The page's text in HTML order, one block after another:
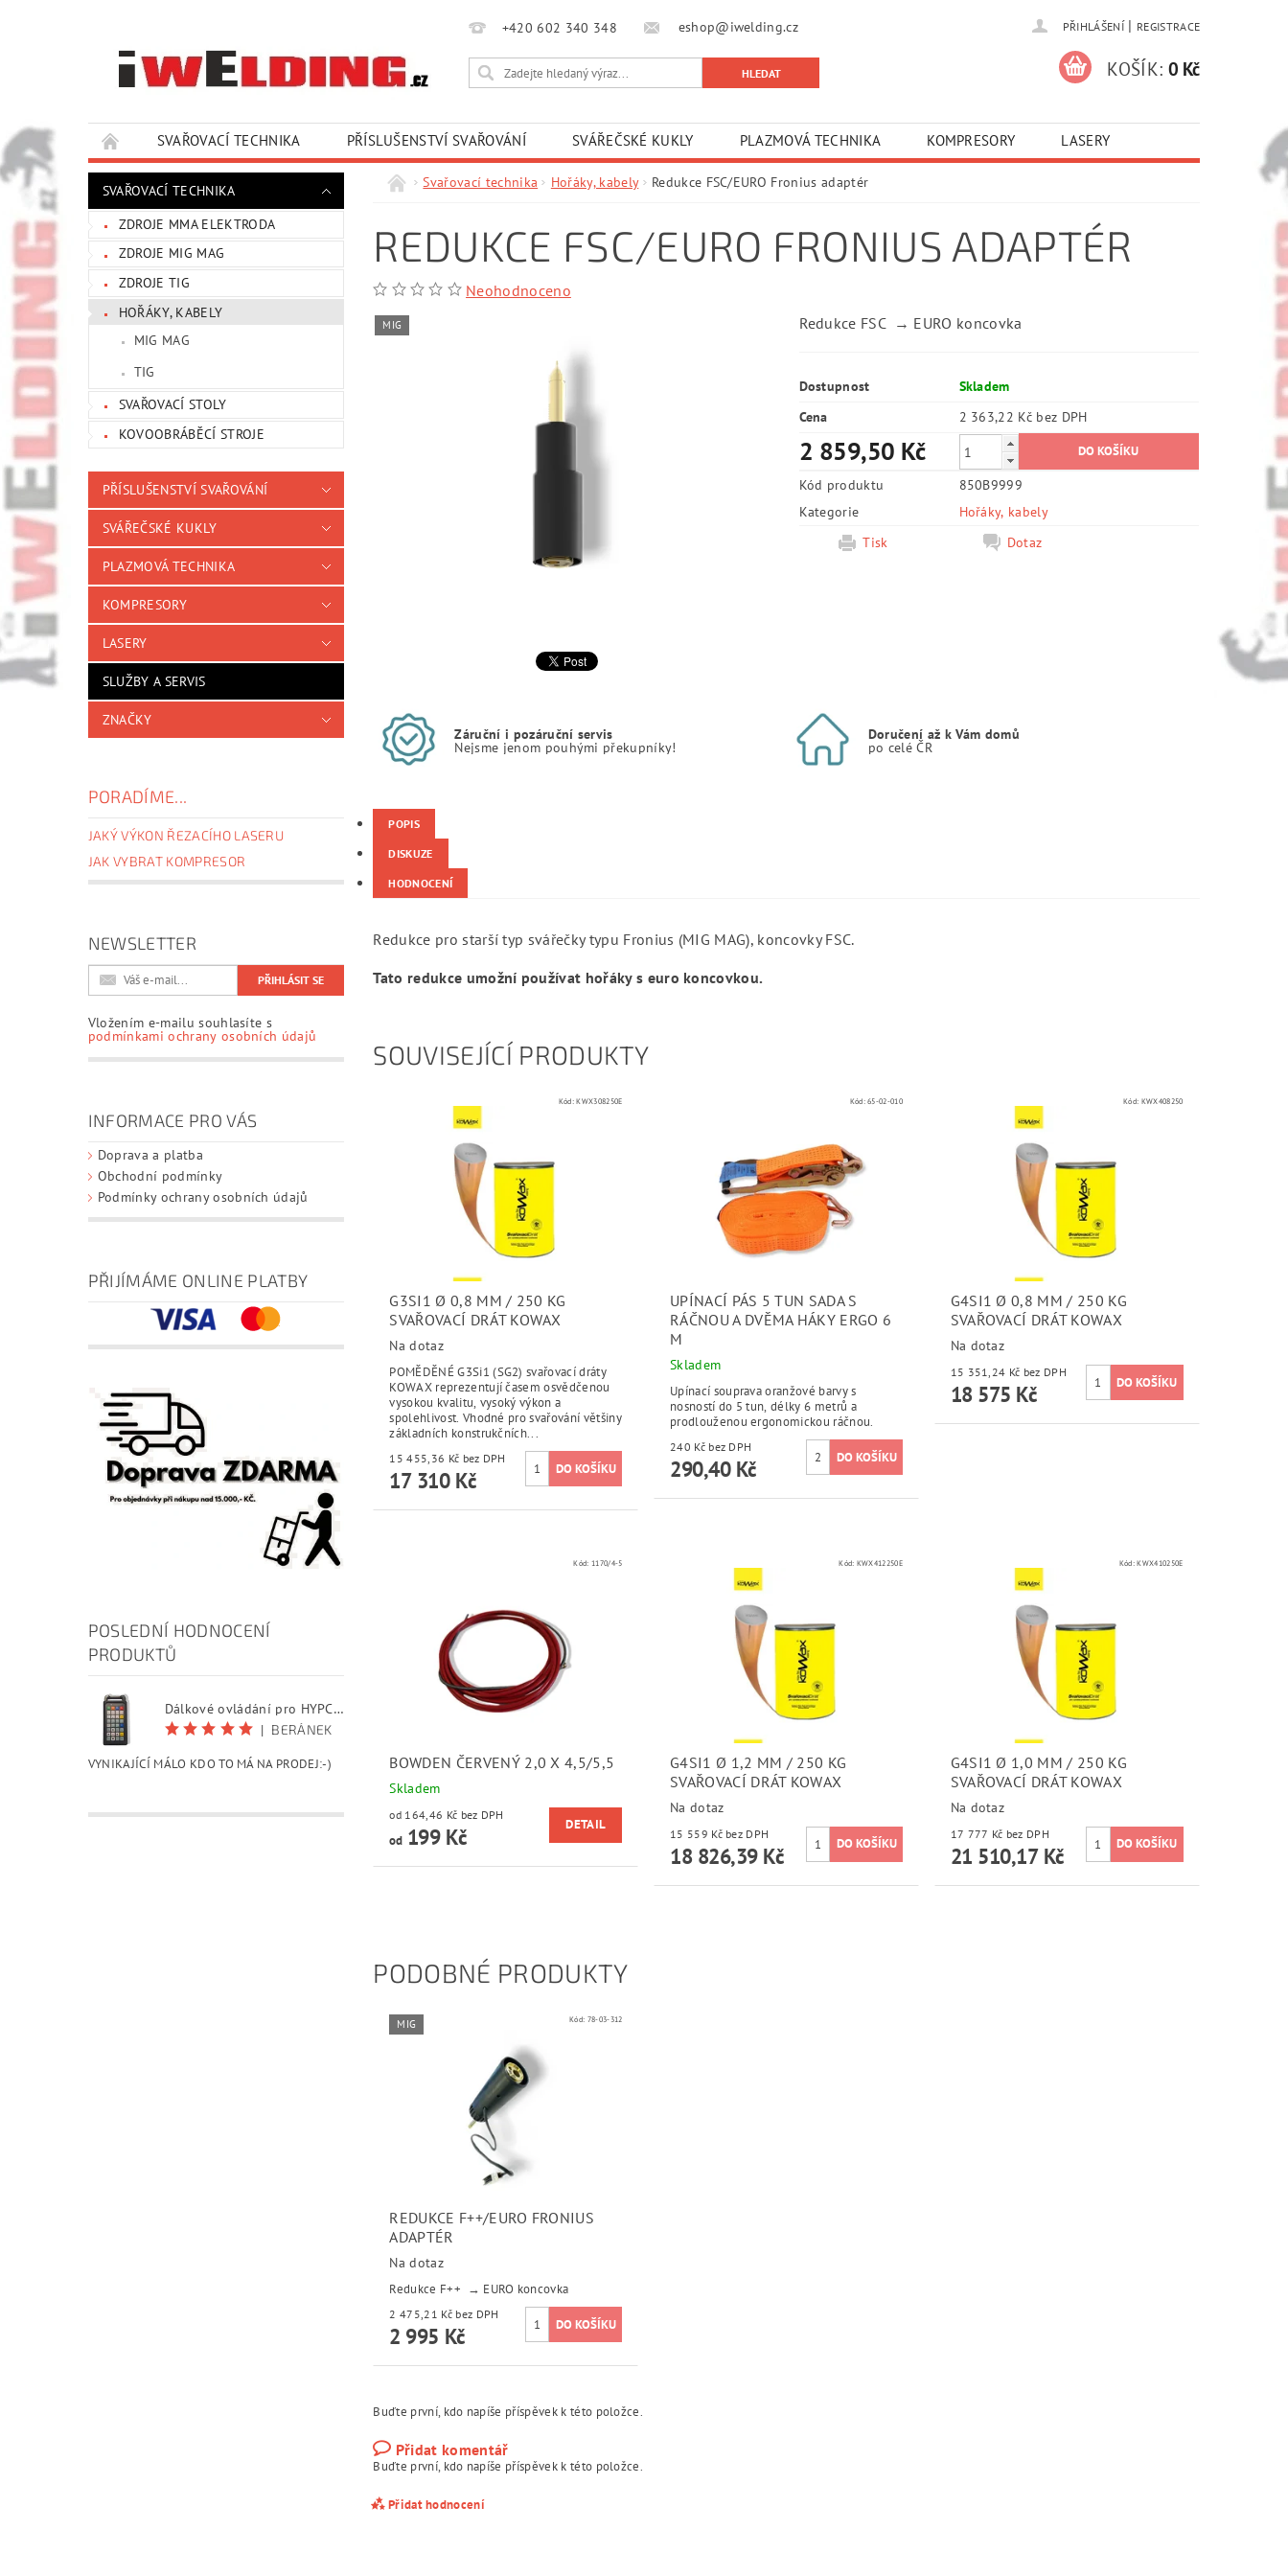
+420 602 340 348‎‎ eshop@iwelding.cz PŘIHLÁŠENÍ | REGISTRACE
KOŠÍK: 0 Kč
SVAŘOVACÍ TECHNIKA PŘÍSLUŠENSTVÍ SVAŘOVÁNÍ SVÁŘEČSKÉ KUKLY PLAZMOVÁ TECHNIKA KOMPRESORY
LASERY
SLUŽBY A SERVIS
KONTAKTY
SVAŘOVACÍ TECHNIKA
ZDROJE MMA ELEKTRODA
ZDROJE MIG MAG
ZDROJE TIG
HOŘÁKY, KABELY
MIG MAG
TIG
SVAŘOVACÍ STOLY
KOVOOBRÁBĚCÍ STROJE
PŘÍSLUŠENSTVÍ SVAŘOVÁNÍ
SVÁŘEČSKÉ KUKLY
PLAZMOVÁ TECHNIKA
KOMPRESORY
LASERY
SLUŽBY A SERVIS
ZNAČKY
PORADÍME...
JAKÝ VÝKON ŘEZACÍHO LASERU
JAK VYBRAT KOMPRESOR
NEWSLETTER
Vložením e-mailu souhlasíte s
podmínkami ochrany osobních údajů
INFORMACE PRO VÁS
Doprava a platba
Obchodní podmínky
Podmínky ochrany osobních údajů
PŘIJÍMÁME ONLINE PLATBY
POSLEDNÍ HODNOCENÍ
PRODUKTŮ
Dálkové ovládání pro HYPCUT software
| BERÁNEK
VYNIKAJÍCÍ MÁLO KDO TO MÁ NA PRODEJ:-)
Svařovací technika Hořáky, kabely Redukce FSC/EURO Fronius adaptér
REDUKCE FSC/EURO FRONIUS ADAPTÉR
Neohodnoceno
MIG Redukce FSC → EURO koncovka
Dostupnost
Skladem
Cena
2 363,22 Kč bez DPH
2 859,50 Kč
Kód produktu
850B9999
Kategorie
Hořáky, kabely
Tisk
Dotaz
Záruční i pozáruční servis
Nejsme jenom pouhými překupníky!
Doručení až k Vám domů
po celé ČR
POPIS
DISKUZE
HODNOCENÍ
Redukce pro starší typ svářečky typu Fronius (MIG MAG), koncovky FSC.
Tato redukce umožní používat hořáky s euro koncovkou.
SOUVISEJÍCÍ PRODUKTY
Kód:KWX308250E
G3SI1 Ø 0,8 MM / 250 KG
SVAŘOVACÍ DRÁT KOWAX
Na dotaz
POMĚDĚNÉ G3Si1 (SG2) svařovací dráty
KOWAX reprezentují časem osvědčenou
vysokou kvalitu, vysoký výkon a
spolehlivost. Vhodné pro svařování většiny
základních konstrukčních...
15 455,36 Kč bez DPH
17 310 Kč
Kód:65-02-010
UPÍNACÍ PÁS 5 TUN SADA S
RÁČNOU A DVĚMA HÁKY ERGO 6
M
Skladem
Upínací souprava oranžové barvy s
nosností do 5 tun, délky 6 metrů a
prodlouženou ergonomickou ráčnou.
240 Kč bez DPH
290,40 Kč
Kód: KWX408250
G4SI1 Ø 0,8 MM / 250 KG
SVAŘOVACÍ DRÁT KOWAX
Na dotaz
15 351,24 Kč bez DPH
18 575 Kč
Kód: 1170/4-5
BOWDEN ČERVENÝ 2,0 X 4,5/5,5
Skladem
od 164,46 Kč bez DPH
od199 Kč DETAIL
Kód: KWX412250E
G4SI1 Ø 1,2 MM / 250 KG
SVAŘOVACÍ DRÁT KOWAX
Na dotaz
15 559 Kč bez DPH
18 826,39 Kč
Kód:KWX410250E
G4SI1 Ø 1,0 MM / 250 KG
SVAŘOVACÍ DRÁT KOWAX
Na dotaz
17 777 Kč bez DPH
21 510,17 Kč
PODOBNÉ PRODUKTY
MIG Kód: 78-03-312
REDUKCE F++/EURO FRONIUS
ADAPTÉR
Na dotaz
Redukce F++ → EURO koncovka
2 475,21 Kč bez DPH
2 995 Kč
Buďte první, kdo napíše příspěvek k této položce.
Přidat komentář
Buďte první, kdo napíše příspěvek k této položce.
Přidat hodnocení